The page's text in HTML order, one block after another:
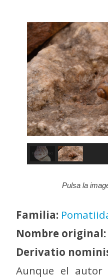
Pulsa la
Familia:
Nombre original:
Derivatio
Aunque el autor